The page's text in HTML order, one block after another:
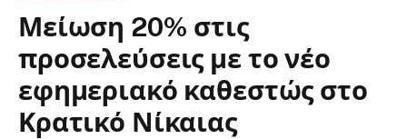
Μείωση 20% στις
προσελεύσεις με το νέο
εφημεριακό καθεστώς στο
Κρατικό Νίκαιας